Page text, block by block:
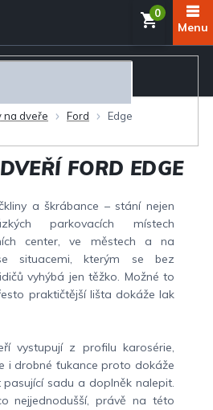
na dveře Ford Edge
FORD EDGE
a škrábance – stání nejen
parkovacích místech
center, ve městech a na
situacemi, kterým se bez
vyhýbá jen těžko. Možné to
praktičtější lišta dokáže lak
vystupují z profilu karosérie,
i drobné ťukance proto dokáže
sadu a doplněk nalepit.
nejjednodušší, právě na této